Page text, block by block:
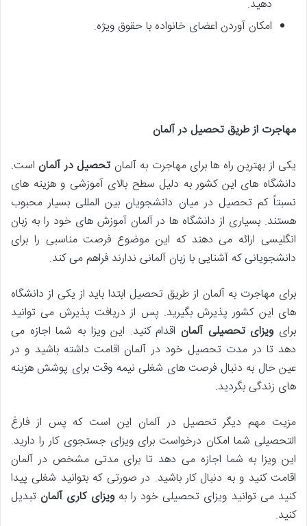
دهید.
امکان آوردن اعضای خانواده با حقوق ویژه.
مهاجرت از طریق تحصیل در آلمان
یکی از بهترین راه ها برای مهاجرت به آلمان تحصیل در آلمان است.
دانشگاه های این کشور به دلیل سطح بالای آموزشی و هزینه های
نسبتاً کم تحصیل در میان دانشجویان بین المللی بسیار محبوب
هستند. بسیاری از دانشگاه ها در آلمان آموزش های خود را به زبان
انگلیسی ارائه می دهند که این موضوع فرصت مناسبی را برای
دانشجویانی که آشنایی با زبان آلمانی ندارند فراهم می کند.
برای مهاجرت به آلمان از طریق تحصیل ابتدا باید از یکی از دانشگاه
های این کشور پذیرش بگیرید. پس از دریافت پذیرش می توانید
برایویزای تحصیلی آلمان اقدام کنید. این ویزا به شما اجازه می
دهد تا در مدت تحصیل خود در آلمان اقامت داشته باشید و در
عین حال به دنبال فرصت های شغلی نیمه وقت برای پوشش هزینه
های زندگی بگردید.
مزیت مهم دیگر تحصیل در آلمان این است که پس از فارغ
التحصیلی شما امکان درخواست برای ویزای جستجوی کار را دارید.
این ویزا به شما اجازه می دهد تا برای مدتی مشخص در آلمان
اقامت کنید و به دنبال کار باشید. در صورتی که بتوانید شغلی پیدا
کنید می توانید ویزای تحصیلی خود را بهویزای کاری آلمان تبدیل
کنید.